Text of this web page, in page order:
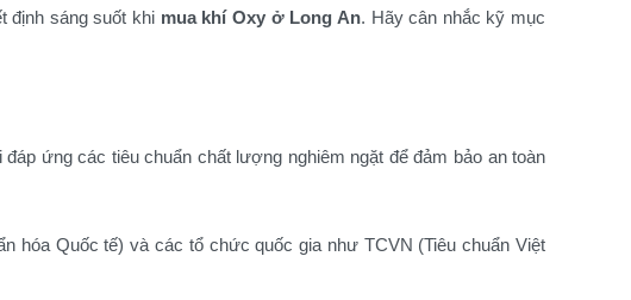
định sáng suốt khi mua khí Oxy ở Long An. Hãy cân nhắc kỹ mục
ứng các tiêu chuẩn chất lượng nghiêm ngặt để đảm bảo an toàn
Quốc tế) và các tổ chức quốc gia như TCVN (Tiêu chuẩn Việt